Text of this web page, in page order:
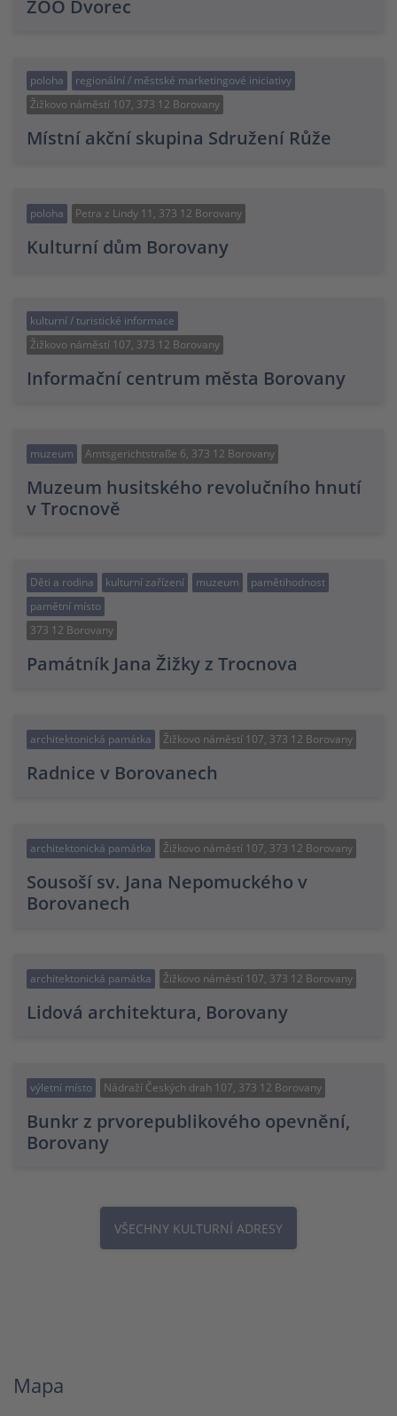
ZOO Dvorec
poloha
regionální / městské marketingové iniciativy
Žižkovo náměstí 107, 373 12 Borovany
Místní akční skupina Sdružení Růže
poloha Petra z Lindy 11, 373 12 Borovany
Kulturní dům Borovany
kulturní / turistické informace
Žižkovo náměstí 107, 373 12 Borovany
Informační centrum města Borovany
muzeum Amtsgerichtstraße 6, 373 12 Borovany
Muzeum husitského revolučního hnutí
v Trocnově
Děti a rodina kulturní zařízení muzeum
pamětihodnost
pamětní místo
373 12 Borovany
Památník Jana Žižky z Trocnova
architektonická památka Žižkovo náměstí 107, 373 12 Borovany
Radnice v Borovanech
architektonická památka Žižkovo náměstí 107, 373 12 Borovany
Sousoší sv. Jana Nepomuckého v
Borovanech
architektonická památka Žižkovo náměstí 107, 373 12 Borovany
Lidová architektura, Borovany
výletní místo Nádraží Českých drah 107, 373 12 Borovany
Bunkr z prvorepublikového opevnění,
Borovany
VŠECHNY KULTURNÍ ADRESY
Mapa